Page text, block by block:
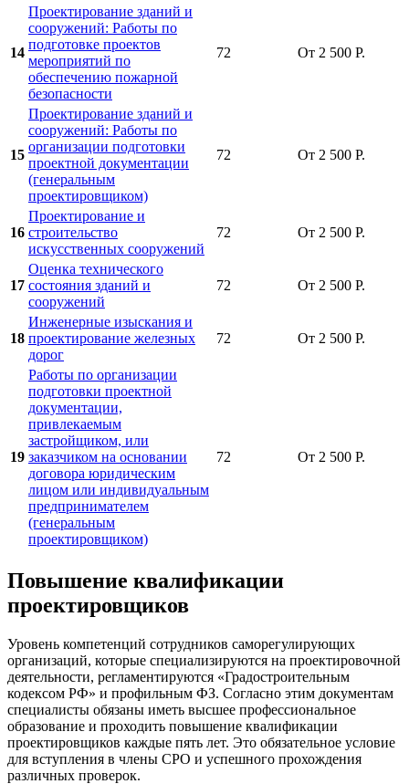
14
Проектирование зданий и
сооружений: Работы по
подготовке проектов
мероприятий по
обеспечению пожарной
безопасности
72 От 2 500 Р.
15
Проектирование зданий и
сооружений: Работы по
организации подготовки
проектной документации
(генеральным
проектировщиком)
72 От 2 500 Р.
16
Проектирование и
строительство
искусственных сооружений
72 От 2 500 Р.
17
Оценка технического
состояния зданий и
сооружений
72 От 2 500 Р.
18
Инженерные изыскания и
проектирование железных
дорог
72 От 2 500 Р.
19
Работы по организации
подготовки проектной
документации,
привлекаемым
застройщиком, или
заказчиком на основании
договора юридическим
лицом или индивидуальным
предпринимателем
(генеральным
проектировщиком)
72 От 2 500 Р.
Повышение квалификации
проектировщиков
Уровень компетенций сотрудников саморегулирующих
организаций, которые специализируются на проектировочной
деятельности, регламентируются «Градостроительным
кодексом РФ» и профильным ФЗ. Согласно этим документам
специалисты обязаны иметь высшее профессиональное
образование и проходить повышение квалификации
проектировщиков каждые пять лет. Это обязательное условие
для вступления в члены СРО и успешного прохождения
различных проверок.